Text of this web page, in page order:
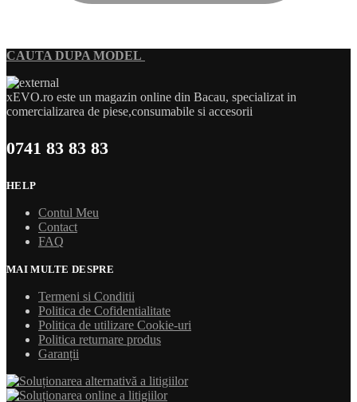
CAUTA DUPA MODEL
xEVO.ro este un magazin online din Bacau, specializat in
comercializarea de piese,consumabile si accesorii
0741 83 83 83
HELP
Contul Meu
Contact
FAQ
MAI MULTE DESPRE
Termeni si Conditii
Politica de Cofidentialitate
Politica de utilizare Cookie-uri
Politica returnare produs
Garanții